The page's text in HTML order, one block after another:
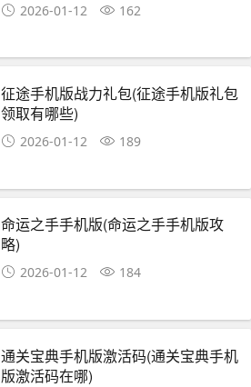
2026-01-12 162
征途手机版战力礼包(征途手机版礼包
领取有哪些)
2026-01-12 189
命运之手手机版(命运之手手机版攻
略)
2026-01-12 184
通关宝典手机版激活码(通关宝典手机
版激活码在哪)